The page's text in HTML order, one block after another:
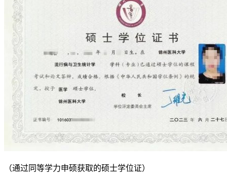
（通过同等学力申硕获取的硕士学位证）